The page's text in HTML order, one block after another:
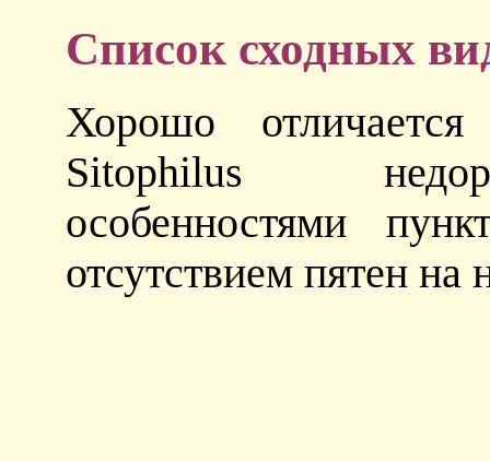
Список сходных
Хорошо
Sitophilus
особенностями
отсутствием пятен на